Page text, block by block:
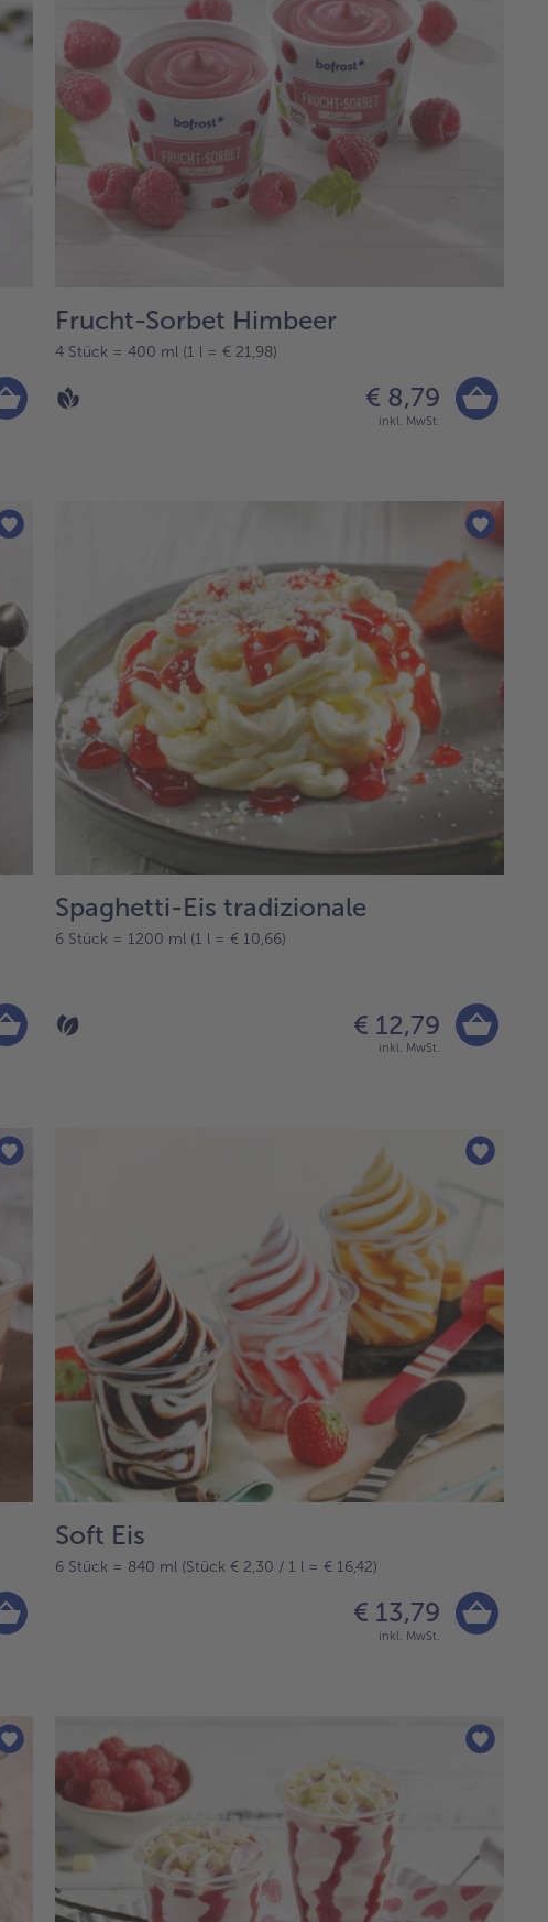
Frucht-Sorbet Himbeer
4 Stück = 400 ml (1 l = € 21,98)
€ 8,79
inkl. MwSt.
Spaghetti-Eis tradizionale
6 Stück = 1200 ml (1 l = € 10,66)
€ 12,79
inkl. MwSt.
Soft Eis
6 Stück = 840 ml (Stück € 2,30 / 1 l = € 16,42)
€ 13,79
inkl. MwSt.